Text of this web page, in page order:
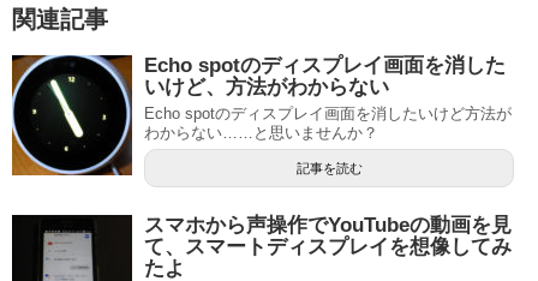
関連記事
Echo spotのディスプレイ画面を消した
いけど、方法がわからない
Echo spotのディスプレイ画面を消したいけど方法が
わからない……と思いませんか？
記事を読む
スマホから声操作でYouTubeの動画を見
て、スマートディスプレイを想像してみ
たよ